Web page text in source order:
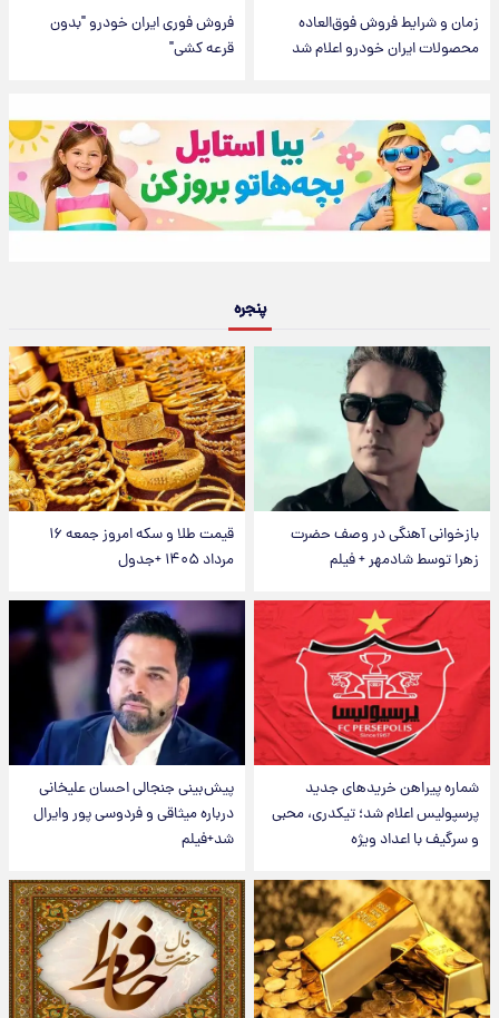
زمان و شرایط فروش فوق‌العاده
محصولات ایران خودرو اعلام شد
فروش فوری ایران خودرو "بدون
قرعه کشی"
پنجره
بازخوانی آهنگی در وصف حضرت
زهرا توسط شادمهر + فیلم
قیمت طلا و سکه امروز جمعه ۱۶
مرداد ۱۴۰۵ +جدول
شماره پیراهن خریدهای جدید
پرسپولیس اعلام شد؛ تیکدری، محبی
و سرگیف با اعداد ویژه
پیش‌بینی جنجالی احسان علیخانی
درباره میثاقی و فردوسی پور وایرال
شد+فیلم